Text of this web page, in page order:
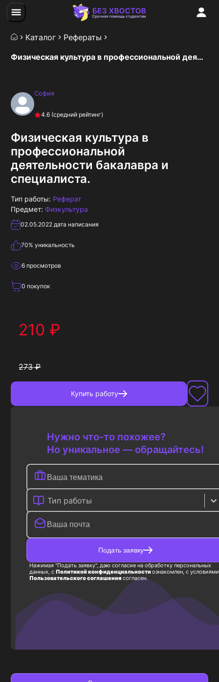
Каталог
Рефераты
Физическая культура в профессиональной деятельности бакалавра и специалиста.
София
4.6 (средний рейтинг)
Физическая культура в
профессиональной
деятельности бакалавра и
специалиста.
Тип работы: Реферат
Предмет: Физкультура
02.05.2022 дата написания
70% уникальность
6 просмотров
0 покупок
210 ₽
273₽
Купить работу
Нужно что-то похожее?
Но уникальное — обращайтесь!
Тип работы
Подать заявку
Нажимая "Подать заявку", даю согласие на обработку персональных
данных, с Политикой конфиденциальностиознакомлен, с условиями
Пользовательского соглашения согласен.